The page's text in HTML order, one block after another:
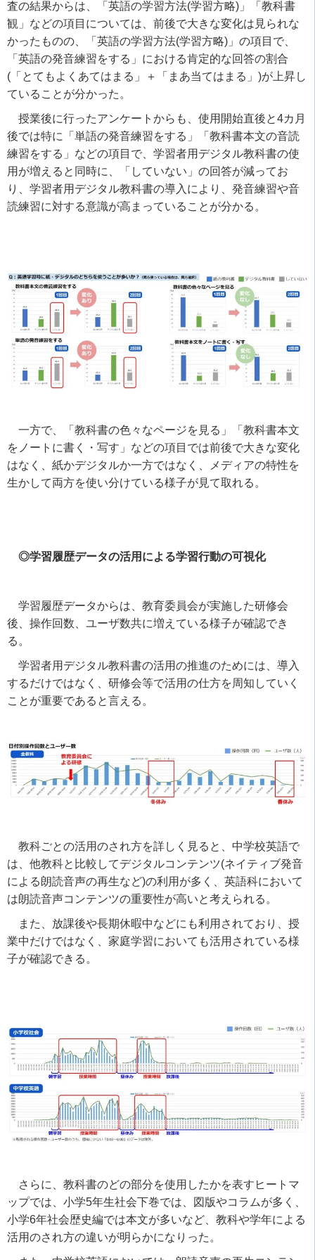
査の結果からは、「英語の学習方法(学習方略)」「教科書
観」などの項目については、前後で大きな変化は見られな
かったものの、「英語の学習方法(学習方略)」の項目で、
「英語の発音練習をする」における肯定的な回答の割合
(「とてもよくあてはまる」＋「まあ当てはまる」)が上昇し
ていることが分かった。
授業後に行ったアンケートからも、使用開始直後と4カ月
後では特に「単語の発音練習をする」「教科書本文の音読
練習をする」などの項目で、学習者用デジタル教科書の使
用が増えると同時に、「していない」の回答が減ってお
り、学習者用デジタル教科書の導入により、発音練習や音
読練習に対する意識が高まっていることが分かる。
一方で、「教科書の色々なページを見る」「教科書本文
をノートに書く・写す」などの項目では前後で大きな変化
はなく、紙かデジタルか一方ではなく、メディアの特性を
生かして両方を使い分けている様子が見て取れる。
◎学習履歴データの活用による学習行動の可視化
学習履歴データからは、教育委員会が実施した研修会
後、操作回数、ユーザ数共に増えている様子が確認でき
る。
学習者用デジタル教科書の活用の推進のためには、導入
するだけではなく、研修会等で活用の仕方を周知していく
ことが重要であると言える。
教科ごとの活用のされ方を詳しく見ると、中学校英語で
は、他教科と比較してデジタルコンテンツ(ネイティブ発音
による朗読音声の再生など)の利用が多く、英語科において
は朗読音声コンテンツの重要性が高いと考えられる。
また、放課後や長期休暇中などにも利用されており、授
業中だけではなく、家庭学習においても活用されている様
子が確認できる。
さらに、教科書のどの部分を使用したかを表すヒートマ
ップでは、小学5年生社会下巻では、図版やコラムが多く、
小学6年社会歴史編では本文が多いなど、教科や学年による
活用のされ方の違いが明らかになりった。